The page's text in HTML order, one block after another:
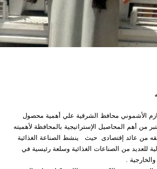
الأشموني محافظ الشرقية علي أهمية محصول
من أهم المحاصيل الإستراتيجية بالمحافظة لأهميته
من عائد إقتصادى حيث ينشط الصناعة الغذائية
للعديد من الصناعات الغذائية وسلعة رئيسية في
.